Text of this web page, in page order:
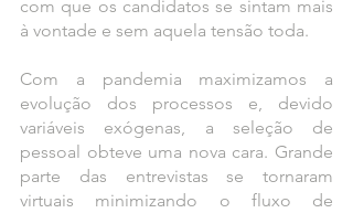
com que os candidatos se sintam mais
à vontade e sem aquela tensão toda.
Com a pandemia maximizamos a
evolução dos processos e, devido
variáveis exógenas, a seleção de
pessoal obteve uma nova cara. Grande
parte das entrevistas se tornaram
virtuais minimizando o fluxo de